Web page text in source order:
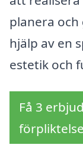
planera
hjälp av en
estetik och
Få 3